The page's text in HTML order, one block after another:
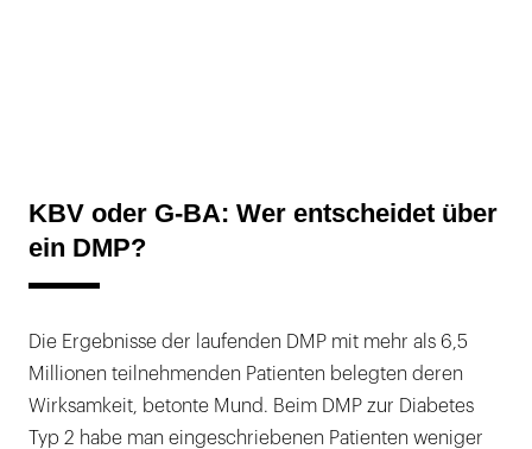
KBV oder G-BA: Wer entscheidet über
ein DMP?
Die Ergebnisse der laufenden DMP mit mehr als 6,5
Millionen teilnehmenden Patienten belegten deren
Wirksamkeit, betonte Mund. Beim DMP zur Diabetes
Typ 2 habe man eingeschriebenen Patienten weniger